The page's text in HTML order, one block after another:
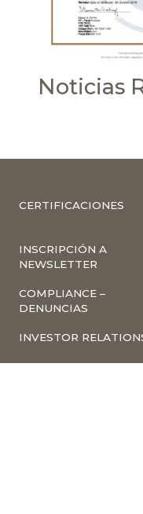
Noticias
CERTIFICACIONES
INSCRIPCIÓN A
NEWSLETTER
COMPLIANCE –
DENUNCIAS
INVESTOR